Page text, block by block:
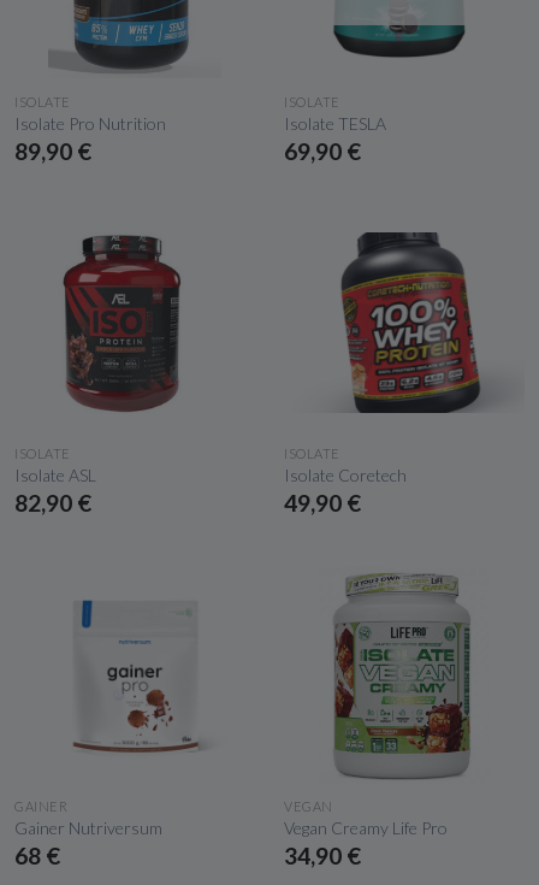
ISOLATE
Isolate Pro Nutrition
89,90 €
ISOLATE
Isolate TESLA
69,90 €
ISOLATE
Isolate ASL
82,90 €
ISOLATE
Isolate Coretech
49,90 €
GAINER
Gainer Nutriversum
68 €
VEGAN
Vegan Creamy Life Pro
34,90 €